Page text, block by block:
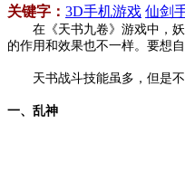
关键字： 3D手机游戏 仙剑
在《天书九卷》游戏中，妖
的作用和效果也不一样。要想
天书战斗技能虽多，但是不
一、乱神